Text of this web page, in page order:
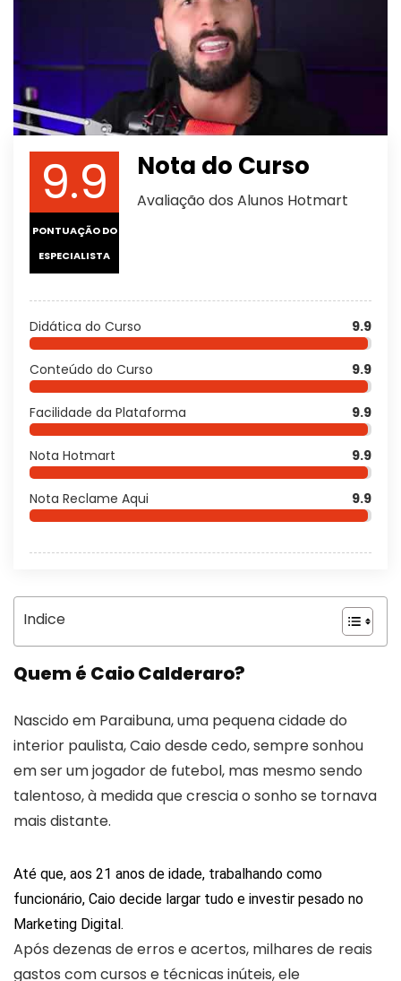
9.9
PONTUAÇÃO DO
ESPECIALISTA
Nota do Curso
Avaliação dos Alunos Hotmart
Didática do Curso 9.9
Conteúdo do Curso 9.9
Facilidade da Plataforma 9.9
Nota Hotmart 9.9
Nota Reclame Aqui 9.9
Indice
Quem é Caio Calderaro?
Nascido em Paraibuna, uma pequena cidade do
interior paulista, Caio desde cedo, sempre sonhou
em ser um jogador de futebol, mas mesmo sendo
talentoso, à medida que crescia o sonho se tornava
mais distante.
Até que, aos 21 anos de idade, trabalhando como
funcionário, Caio decide largar tudo e investir pesado no
Marketing Digital.
Após dezenas de erros e acertos, milhares de reais
gastos com cursos e técnicas inúteis, ele